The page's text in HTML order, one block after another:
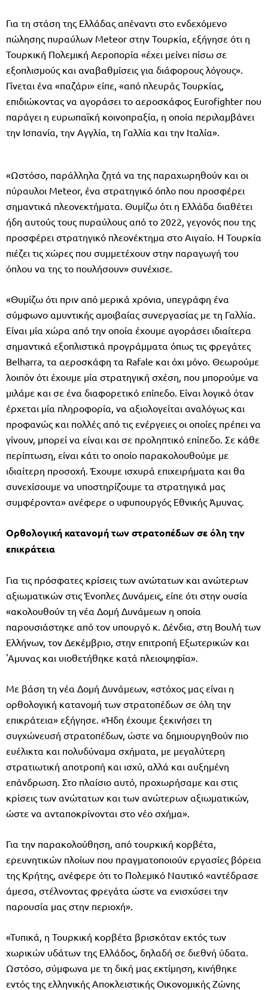
Για τη στάση της Ελλάδας απέναντι στο ενδεχόμενο
πώλησης πυραύλων Μeteor στην Τουρκία, εξήγησε ότι η
Τουρκική Πολεμική Αεροπορία «έχει μείνει πίσω σε
εξοπλισμούς και αναβαθμίσεις για διάφορους λόγους».
Γίνεται ένα «παζάρι» είπε, «από πλευράς Τουρκίας,
επιδιώκοντας να αγοράσει το αεροσκάφος Eurofighter που
παράγει η ευρωπαϊκή κοινοπραξία, η οποία περιλαμβάνει
την Ισπανία, την Αγγλία, τη Γαλλία και την Ιταλία».
«Ωστόσο, παράλληλα ζητά να της παραχωρηθούν και οι
πύραυλοι Meteor, ένα στρατηγικό όπλο που προσφέρει
σημαντικά πλεονεκτήματα. Θυμίζω ότι η Ελλάδα διαθέτει
ήδη αυτούς τους πυραύλους από το 2022, γεγονός που της
προσφέρει στρατηγικό πλεονέκτημα στο Αιγαίο. Η Τουρκία
πιέζει τις χώρες που συμμετέχουν στην παραγωγή του
όπλου να της το πουλήσουν» συνέχισε.
«Θυμίζω ότι πριν από μερικά χρόνια, υπεγράφη ένα
σύμφωνο αμυντικής αμοιβαίας συνεργασίας με τη Γαλλία.
Είναι μία χώρα από την οποία έχουμε αγοράσει ιδιαίτερα
σημαντικά εξοπλιστικά προγράμματα όπως τις φρεγάτες
Belharra, τα αεροσκάφη τα Rafale και όχι μόνο. Θεωρούμε
λοιπόν ότι έχουμε μία στρατηγική σχέση, που μπορούμε να
μιλάμε και σε ένα διαφορετικό επίπεδο. Είναι λογικό όταν
έρχεται μία πληροφορία, να αξιολογείται αναλόγως και
προφανώς και πολλές από τις ενέργειες οι οποίες πρέπει να
γίνουν, μπορεί να είναι και σε προληπτικό επίπεδο. Σε κάθε
περίπτωση, είναι κάτι το οποίο παρακολουθούμε με
ιδιαίτερη προσοχή. Έχουμε ισχυρά επιχειρήματα και θα
συνεχίσουμε να υποστηρίζουμε τα στρατηγικά μας
συμφέροντα» ανέφερε ο υφυπουργός Εθνικής Άμυνας.
Ορθολογική κατανομή των στρατοπέδων σε όλη την
επικράτεια
Για τις πρόσφατες κρίσεις των ανώτατων και ανώτερων
αξιωματικών στις Ένοπλες Δυνάμεις, είπε ότι στην ουσία
«ακολουθούν τη νέα Δομή Δυνάμεων η οποία
παρουσιάστηκε από τον υπουργό κ. Δένδια, στη Βουλή των
Ελλήνων, τον Δεκέμβριο, στην επιτροπή Εξωτερικών και
'Αμυνας και υιοθετήθηκε κατά πλειοψηφία».
Με βάση τη νέα Δομή Δυνάμεων, «στόχος μας είναι η
ορθολογική κατανομή των στρατοπέδων σε όλη την
επικράτεια» εξήγησε. «Ήδη έχουμε ξεκινήσει τη
συγχώνευσή στρατοπέδων, ώστε να δημιουργηθούν πιο
ευέλικτα και πολυδύναμα σχήματα, με μεγαλύτερη
στρατιωτική αποτροπή και ισχύ, αλλά και αυξημένη
επάνδρωση. Στο πλαίσιο αυτό, προχωρήσαμε και στις
κρίσεις των ανώτατων και των ανώτερων αξιωματικών,
ώστε να ανταποκρίνονται στο νέο σχήμα».
Για την παρακολούθηση, από τουρκική κορβέτα,
ερευνητικών πλοίων που πραγματοποιούν εργασίες βόρεια
της Κρήτης, ανέφερε ότι το Πολεμικό Ναυτικό «αντέδρασε
άμεσα, στέλνοντας φρεγάτα ώστε να ενισχύσει την
παρουσία μας στην περιοχή».
«Τυπικά, η Τουρκική κορβέτα βρισκόταν εκτός των
χωρικών υδάτων της Ελλάδος, δηλαδή σε διεθνή ύδατα.
Ωστόσο, σύμφωνα με τη δική μας εκτίμηση, κινήθηκε
εντός της ελληνικής Αποκλειστικής Οικονομικής Ζώνης